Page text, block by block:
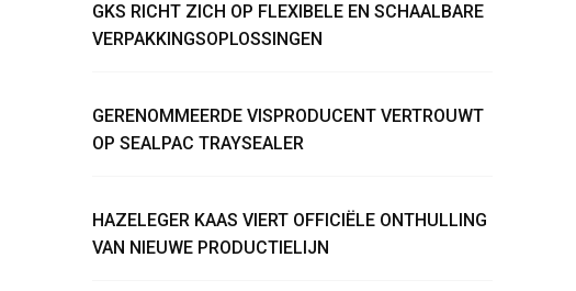
GKS RICHT ZICH OP FLEXIBELE EN SCHAALBARE
VERPAKKINGSOPLOSSINGEN
GERENOMMEERDE VISPRODUCENT VERTROUWT
OP SEALPAC TRAYSEALER
HAZELEGER KAAS VIERT OFFICIËLE ONTHULLING
VAN NIEUWE PRODUCTIELIJN